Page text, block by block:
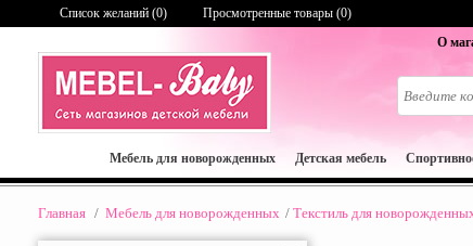
О
Список желаний (0) Просмотренные товары (0)
Мебель для новорожденных Детская мебель
Главная / Мебель для новорожденных / Текстиль для